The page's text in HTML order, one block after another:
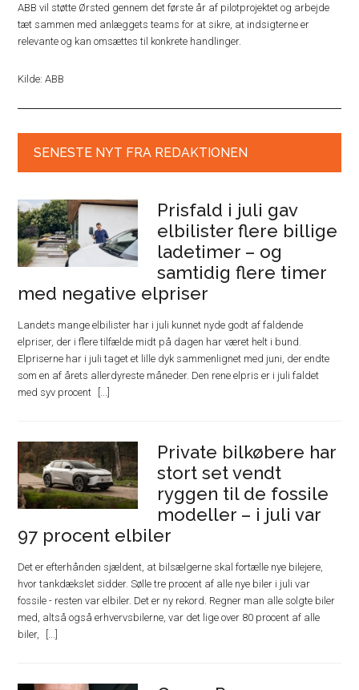
ABB vil støtte Ørsted gennem det første år af pilotprojektet og arbejde
tæt sammen med anlæggets teams for at sikre, at indsigterne er
relevante og kan omsættes til konkrete handlinger.
Kilde: ABB
SENESTE NYT FRA REDAKTIONEN
Prisfald i juli gav
elbilister flere billige
ladetimer – og
samtidig flere timer
med negative elpriser
Landets mange elbilister har i juli kunnet nyde godt af faldende
elpriser, der i flere tilfælde midt på dagen har været helt i bund.
Elpriserne har i juli taget et lille dyk sammenlignet med juni, der endte
som en af årets allerdyreste måneder. Den rene elpris er i juli faldet
med syv procent
Private bilkøbere har
stort set vendt
ryggen til de fossile
modeller – i juli var
97 procent elbiler
Det er efterhånden sjældent, at bilsælgerne skal fortælle nye bilejere,
hvor tankdækslet sidder. Sølle tre procent af alle nye biler i juli var
fossile - resten var elbiler. Det er ny rekord. Regner man alle solgte biler
med, altså også erhvervsbilerne, var det lige over 80 procent af alle
biler,